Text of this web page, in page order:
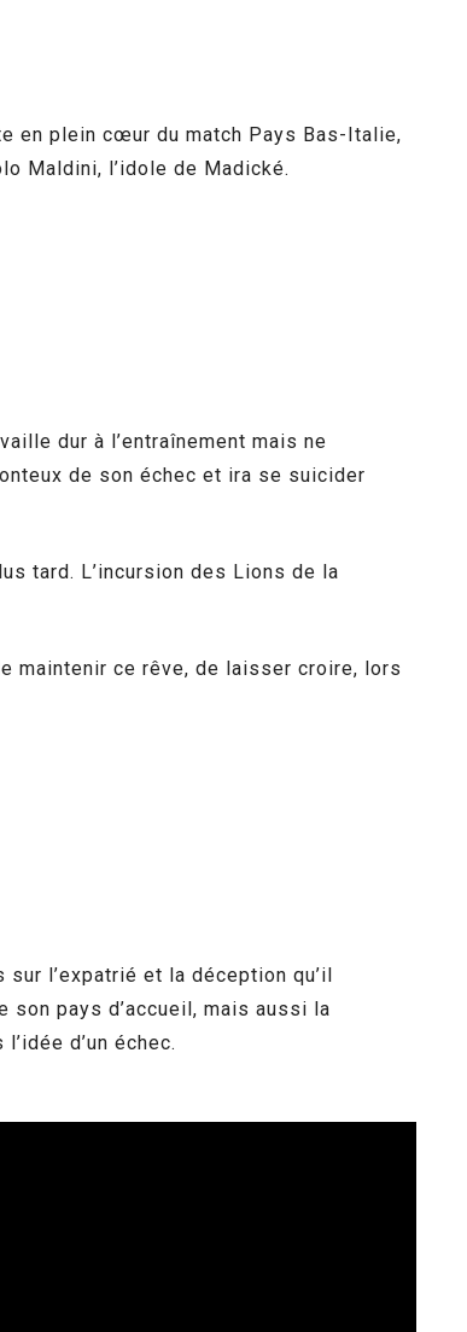
en plein cœur du match Pays Bas-Italie,
Maldini, l’idole de Madické.
dur à l’entraînement mais ne
de son échec et ira se suicider
tard. L’incursion des Lions de la
maintenir ce rêve, de laisser croire, lors
l’expatrié et la déception qu’il
son pays d’accueil, mais aussi la
d’un échec.